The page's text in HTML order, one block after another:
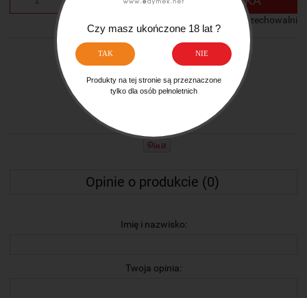
dodaj do przechowalni
Ocena:
zapytaj o produkt
poleć znajomemu
Opinie o produkcie (0)
Imię i nazwisko:
Twoja opinia:
Czy masz ukończone 18 lat ?
TAK NIE
Produkty na tej stronie są przeznaczone
tylko dla osób pełnoletnich